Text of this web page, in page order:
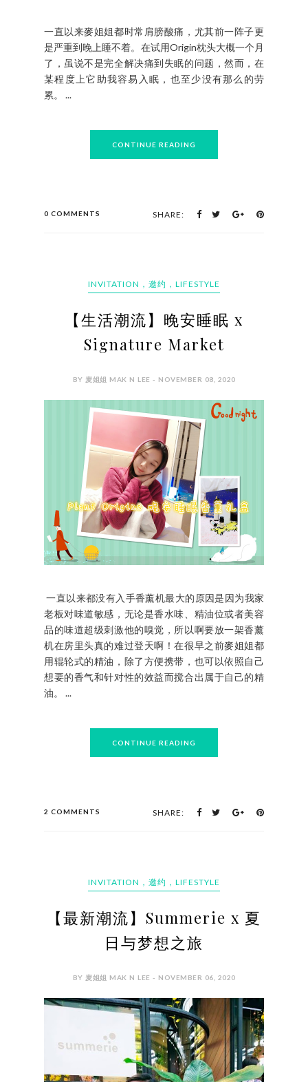
一直以来麥姐姐都时常肩膀酸痛，尤其前一阵子更
是严重到晚上睡不着。在试用Origin枕头大概一个月
了，虽说不是完全解决痛到失眠的问题，然而，在
某程度上它助我容易入眠，也至少没有那么的劳
累。 ...
CONTINUE READING
0 COMMENTS SHARE:
INVITATION，邀约，LIFESTYLE
【生活潮流】晚安睡眠 x
Signature Market
BY 麦姐姐 MAK N LEE - NOVEMBER 08, 2020
一直以来都没有入手香薰机最大的原因是因为我家
老板对味道敏感，无论是香水味、精油位或者美容
品的味道超级刺激他的嗅觉，所以啊要放一架香薰
机在房里头真的难过登天啊！在很早之前麥姐姐都
用辊轮式的精油，除了方便携带，也可以依照自己
想要的香气和针对性的效益而搅合出属于自己的精
油。 ...
CONTINUE READING
2 COMMENTS SHARE:
INVITATION，邀约，LIFESTYLE
【最新潮流】Summerie x 夏
日与梦想之旅
BY 麦姐姐 MAK N LEE - NOVEMBER 06, 2020